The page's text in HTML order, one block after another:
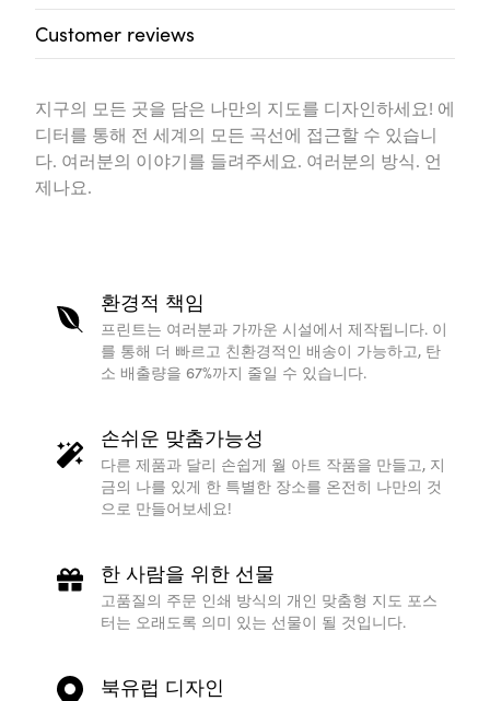
Customer reviews
지구의 모든 곳을 담은 나만의 지도를 디자인하세요! 에
디터를 통해 전 세계의 모든 곡선에 접근할 수 있습니
다. 여러분의 이야기를 들려주세요. 여러분의 방식. 언
제나요.
환경적 책임
프린트는 여러분과 가까운 시설에서 제작됩니다. 이
를 통해 더 빠르고 친환경적인 배송이 가능하고, 탄
소 배출량을 67%까지 줄일 수 있습니다.
손쉬운 맞춤가능성
다른 제품과 달리 손쉽게 월 아트 작품을 만들고, 지
금의 나를 있게 한 특별한 장소를 온전히 나만의 것
으로 만들어보세요!
한 사람을 위한 선물
고품질의 주문 인쇄 방식의 개인 맞춤형 지도 포스
터는 오래도록 의미 있는 선물이 될 것입니다.
북유럽 디자인